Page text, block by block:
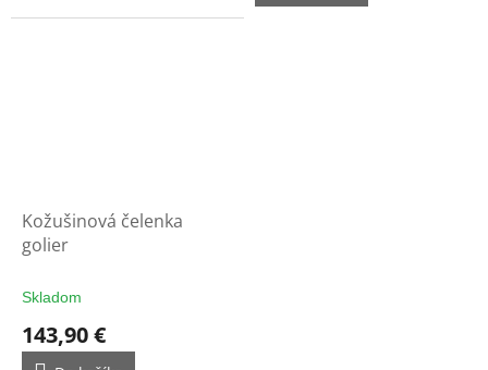
5
Kožušinová čelenka
golier
Skladom
143,90 €